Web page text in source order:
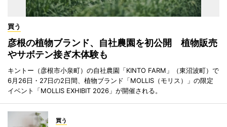
買う
彦根の植物ブランド、自社農園を初公開 植物販売
やサボテン接ぎ木体験も
キントー（彦根市小泉町）の自社農園「KINTO FARM」（東沼波町）で
6月26日・27日の2日間、植物ブランド「MOLLIS（モリス）」の限定
イベント「MOLLIS EXHIBIT 2026」が開催される。
買う